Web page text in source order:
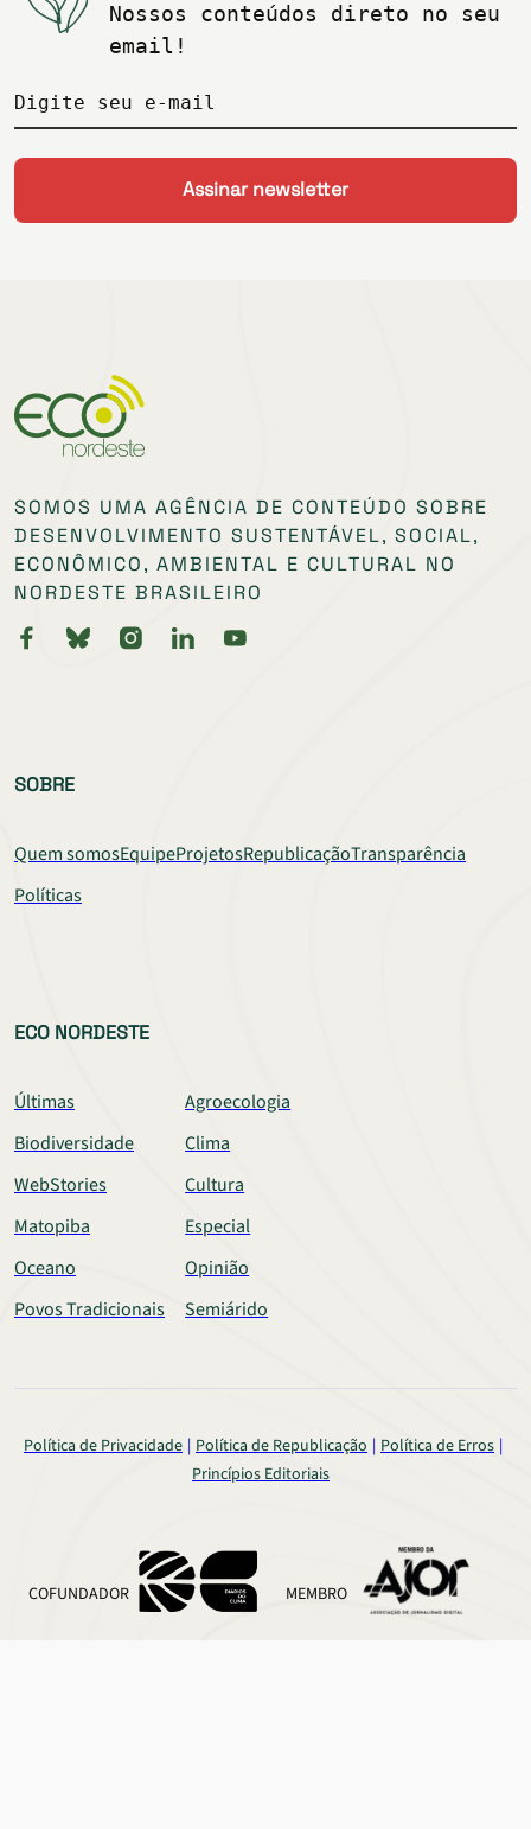
Nossos conteúdos direto no seu
email!
Digite seu e-mail
SOMOS UMA AGÊNCIA DE CONTEÚDO SOBRE
DESENVOLVIMENTO SUSTENTÁVEL, SOCIAL,
ECONÔMICO, AMBIENTAL E CULTURAL NO
NORDESTE BRASILEIRO
SOBRE
Quem somosEquipeProjetosRepublicaçãoTransparência
Políticas
ECO NORDESTE
Últimas
Agroecologia
Biodiversidade
Clima
WebStories
Cultura
Matopiba
Especial
Oceano
Opinião
Povos Tradicionais
Semiárido
Política de Privacidade Política de Republicação Política de Erros
Princípios Editoriais
COFUNDADOR MEMBRO